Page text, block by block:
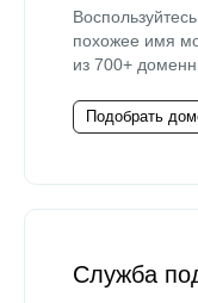
похожее имя
из 700+
Подобрать
Служба